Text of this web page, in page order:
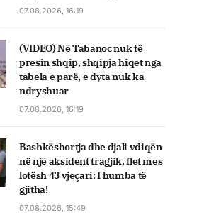
07.08.2026, 16:19
(VIDEO) Në Tabanoc nuk të
presin shqip, shqipja hiqet nga
tabela e parë, e dyta nuk ka
ndryshuar
07.08.2026, 16:19
Bashkëshortja dhe djali vdiqën
në një aksident tragjik, flet mes
lotësh 43 vjeçari: I humba të
gjitha!
07.08.2026, 15:49